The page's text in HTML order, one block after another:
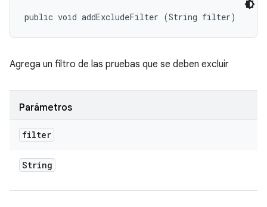
public void addExcludeFilter (String filter)
Agrega un filtro de las pruebas que se deben excluir
Parámetros
filter
String